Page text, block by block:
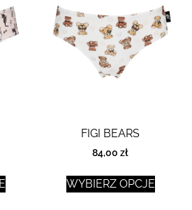
FIGI BEARS
84,00 zł
WYBIERZ OPCJE